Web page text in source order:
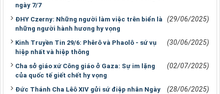
ngày 7/7
ĐHY Czerny: Những người làm việc trên biển là
những người hành hương hy vọng
(29/06/2025)
Kinh Truyền Tin 29/6: Phêrô và Phaolô - sứ vụ
hiệp nhất và hiệp thông
(30/06/2025)
Cha sở giáo xứ Công giáo ở Gaza: Sự im lặng
của quốc tế giết chết hy vọng
(02/07/2025)
Đức Thánh Cha Lêô XIV gửi sứ điệp nhân Ngày
(28/06/2025)